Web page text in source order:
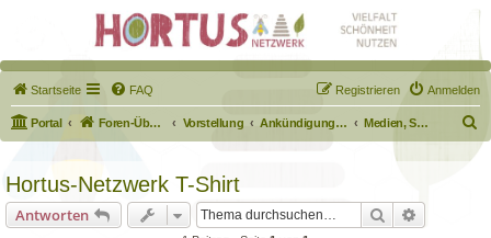
Startseite FAQ Anmelden
Registrieren
Portal Foren-Übersicht Vorstellung Ankündigungen & Fragen zum Forum Medien, Schilder, Downloads
u
Hortus-Netzwerk T-Shirt
Antworten Suche